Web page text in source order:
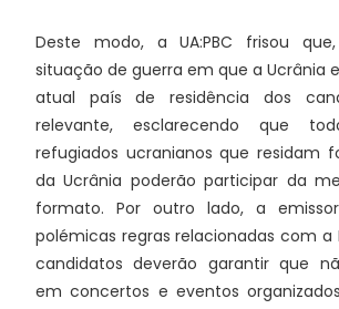
Deste modo, a UA:PBC frisou
situação de guerra em que a Ucrânia
atual país de residência dos
relevante, esclarecendo que
refugiados ucranianos que residam
da Ucrânia poderão participar da
formato. Por outro lado, a
polémicas regras relacionadas com a
candidatos deverão garantir que
em concertos e eventos